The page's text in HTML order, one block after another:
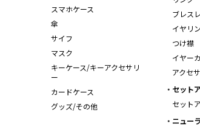
ブレス
イヤリ
つけ襟
イヤー
アクセ
スマホケース
傘
サイフ
マスク
キーケース/キーアクセサリ
ー
カードケース
グッズ/その他
セット
セット
ニュー